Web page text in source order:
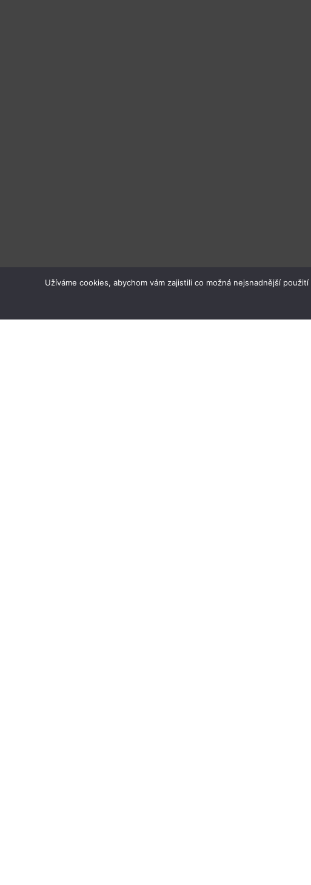
Užíváme cookies, abychom vám zajistili co možná nejsnadnější